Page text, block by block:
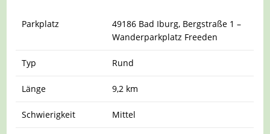
Parkplatz
49186 Bad Iburg, Bergstraße 1 –
Wanderparkplatz Freeden
Typ Rund
Länge 9,2 km
Schwierigkeit Mittel